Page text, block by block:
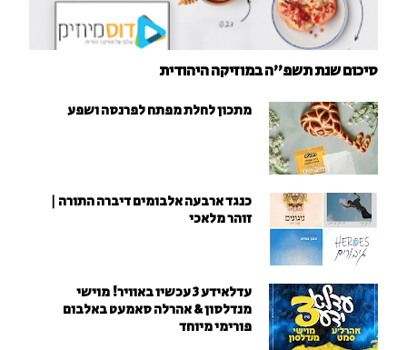
סיכום שנת תשפ"ה במוזיקה היהודית
מתכון לחלת מפתח לפרנסה ושפע
כנגד ארבעה אלבומים דיברה התורה |
זוהר מלאכי
עדלאידע 3 עכשיו באוויר! מוישי
מנדלסון & אהרלה סאמעט באלבום
פורימי מיוחד